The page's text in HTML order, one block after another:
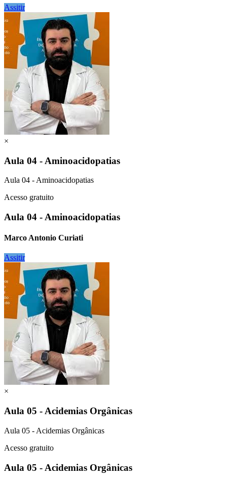
Assitir
×
Aula 04 - Aminoacidopatias
Aula 04 - Aminoacidopatias
Acesso gratuito
Aula 04 - Aminoacidopatias
Marco Antonio Curiati
Assitir
×
Aula 05 - Acidemias Orgânicas
Aula 05 - Acidemias Orgânicas
Acesso gratuito
Aula 05 - Acidemias Orgânicas